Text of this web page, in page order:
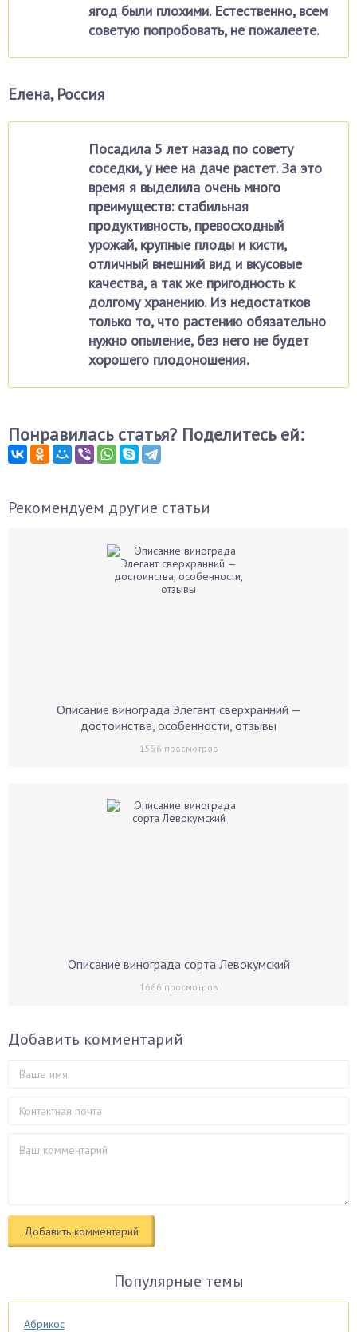
ягод были плохими. Естественно, всем
советую попробовать, не пожалеете.
Елена, Россия
Посадила 5 лет назад по совету
соседки, у нее на даче растет. За это
время я выделила очень много
преимуществ: стабильная
продуктивность, превосходный
урожай, крупные плоды и кисти,
отличный внешний вид и вкусовые
качества, а так же пригодность к
долгому хранению. Из недостатков
только то, что растению обязательно
нужно опыление, без него не будет
хорошего плодоношения.
Понравилась статья? Поделитесь ей:
Рекомендуем другие статьи
Описание винограда Элегант сверхранний —
достоинства, особенности, отзывы
1556 просмотров
Описание винограда сорта Левокумский
1666 просмотров
Добавить комментарий
Популярные темы
Абрикос